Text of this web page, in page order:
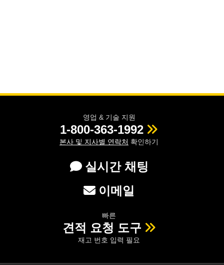
영업 & 기술 지원
1-800-363-1992
본사 및 지사별 연락처 확인하기
실시간 채팅
이메일
빠른
견적 요청 도구
재고 번호 입력 필요